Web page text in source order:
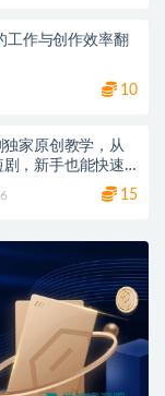
工作与创作效率翻
10
家原创教学，从
，新手也能快速
15